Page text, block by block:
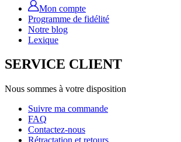
Mon compte
Programme de fidélité
Notre blog
Lexique
SERVICE CLIENT
Nous sommes à votre disposition
Suivre ma commande
FAQ
Contactez-nous